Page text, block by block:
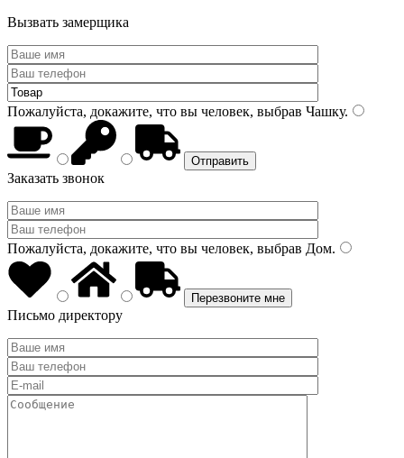
Вызвать замерщика
Пожалуйста, докажите, что вы человек, выбрав Чашку.
Заказать звонок
Пожалуйста, докажите, что вы человек, выбрав Дом.
Письмо директору